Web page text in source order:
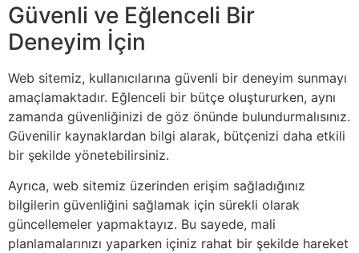
Güvenli ve Eğlenceli Bir
Deneyim İçin
Web sitemiz, kullanıcılarına güvenli bir deneyim sunmayı
amaçlamaktadır. Eğlenceli bir bütçe oluştururken, aynı
zamanda güvenliğinizi de göz önünde bulundurmalısınız.
Güvenilir kaynaklardan bilgi alarak, bütçenizi daha etkili
bir şekilde yönetebilirsiniz.
Ayrıca, web sitemiz üzerinden erişim sağladığınız
bilgilerin güvenliğini sağlamak için sürekli olarak
güncellemeler yapmaktayız. Bu sayede, mali
planlamalarınızı yaparken içiniz rahat bir şekilde hareket